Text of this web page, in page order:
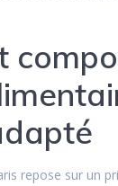
repose sur un